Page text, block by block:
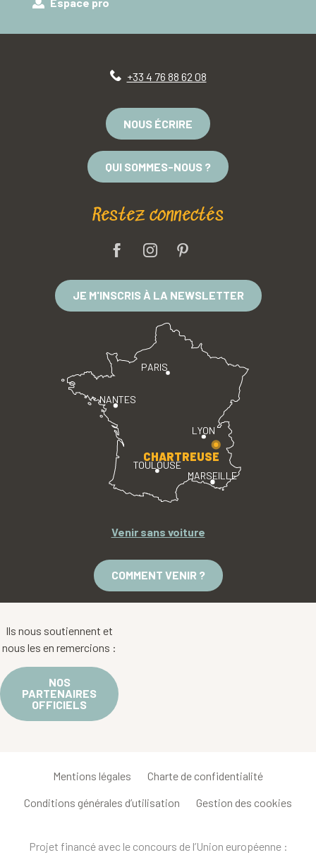
+33 4 76 88 62 08
NOUS ÉCRIRE
QUI SOMMES-NOUS ?
Restez connectés
JE M'INSCRIS À LA NEWSLETTER
PARIS
LYON
TOULOUSE
MARSEILLE
NANTES
CHARTREUSE
Venir sans voiture
COMMENT VENIR ?
Ils nous soutiennent et
nous les en remercions :
NOS
PARTENAIRES
OFFICIELS
Mentions légales Charte de confidentialité
Conditions générales d’utilisation Gestion des cookies
Projet financé avec le concours de l’Union européenne :